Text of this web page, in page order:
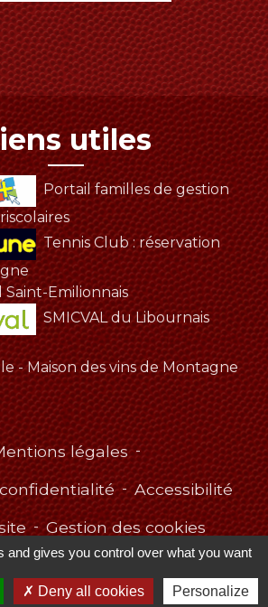
utiles
Portail familles de gestion
Tennis Club : réservation
Saint-Emilionnais
SMICVAL du Libournais
- Maison des vins de Montagne
légales -
- Accessibilité
- Gestion des cookies
partenariat avec Réseau des Communes
and gives you control over what you want
Deny all cookies Personalize